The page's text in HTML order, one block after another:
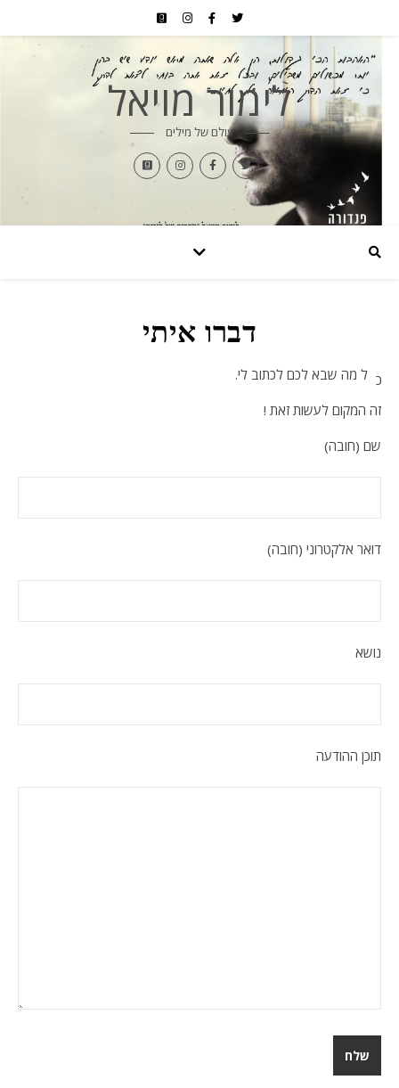
לימור מויאל
עולם של מילים
דברו איתי
כ ל מה שבא לכם לכתוב לי.
זה המקום לעשות זאת !
שם (חובה)
דואר אלקטרוני (חובה)
נושא
תוכן ההודעה